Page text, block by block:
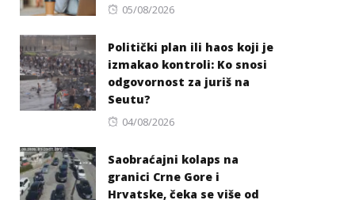
Posted
05/08/2026
Politički plan ili haos koji je
izmakao kontroli: Ko snosi
odgovornost za juriš na
Seutu?
Posted
04/08/2026
Saobraćajni kolaps na
granici Crne Gore i
Hrvatske, čeka se više od